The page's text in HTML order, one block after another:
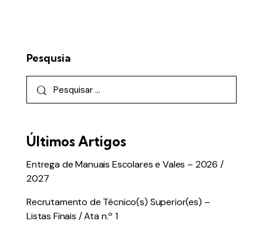
Pesqusia
Últimos Artigos
Entrega de Manuais Escolares e Vales – 2026 /
2027
Recrutamento de Técnico(s) Superior(es) –
Listas Finais / Ata n.º 1